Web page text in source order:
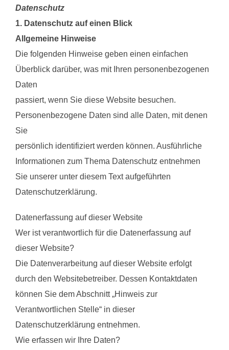
Datenschutz
1. Datenschutz auf einen Blick
Allgemeine Hinweise
Die folgenden Hinweise geben einen einfachen
Überblick darüber, was mit Ihren personenbezogenen
Daten
passiert, wenn Sie diese Website besuchen.
Personenbezogene Daten sind alle Daten, mit denen
Sie
persönlich identifiziert werden können. Ausführliche
Informationen zum Thema Datenschutz entnehmen
Sie unserer unter diesem Text aufgeführten
Datenschutzerklärung.
Datenerfassung auf dieser Website
Wer ist verantwortlich für die Datenerfassung auf
dieser Website?
Die Datenverarbeitung auf dieser Website erfolgt
durch den Websitebetreiber. Dessen Kontaktdaten
können Sie dem Abschnitt „Hinweis zur
Verantwortlichen Stelle“ in dieser
Datenschutzerklärung entnehmen.
Wie erfassen wir Ihre Daten?